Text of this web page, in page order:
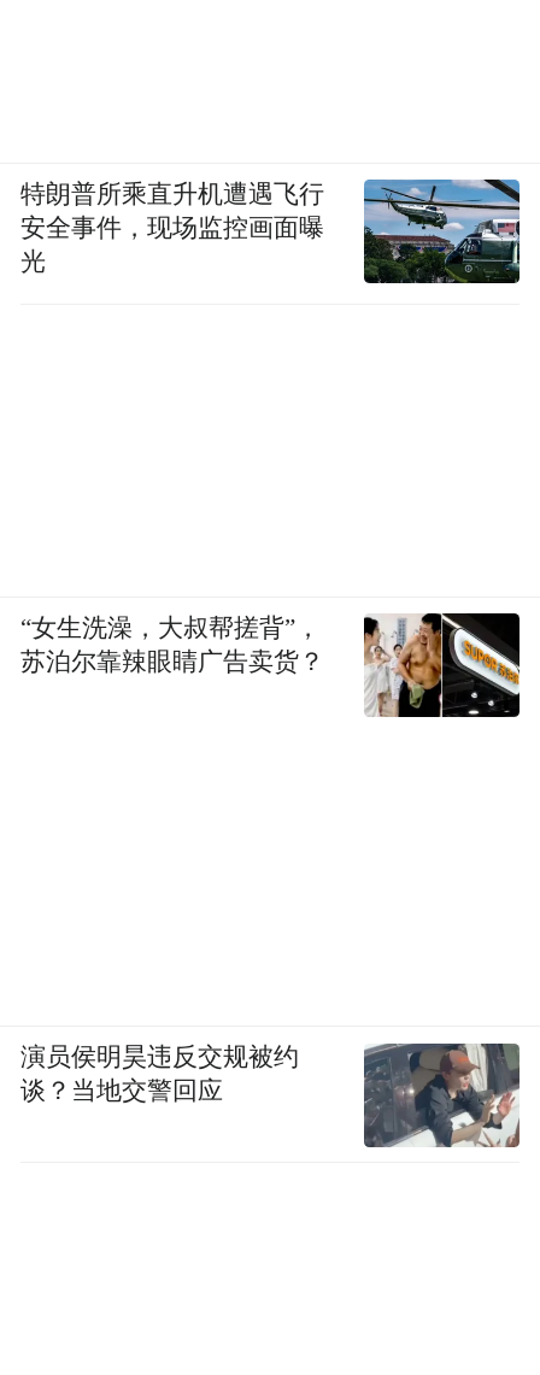
特朗普所乘直升机遭遇飞行
安全事件，现场监控画面曝
光
“女生洗澡，大叔帮搓背”，
苏泊尔靠辣眼睛广告卖货？
演员侯明昊违反交规被约
谈？当地交警回应